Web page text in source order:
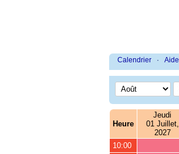
Calendrier · Aide
Heure
Jeudi
01 Juillet,
2027
10:00